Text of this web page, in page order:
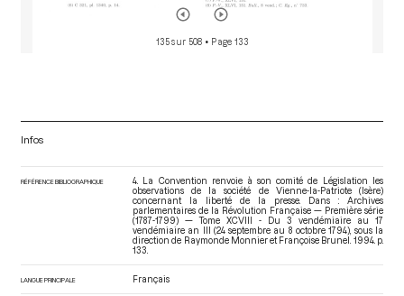
135 sur 508 • Page 133
Infos
RÉFÉRENCE BIBLIOGRAPHIQUE
4. La Convention renvoie à son comité de Législation les
observations de la société de Vienne-la-Patriote (Isère)
concernant la liberté de la presse. Dans : Archives
parlementaires de la Révolution Française — Première série
(1787-1799) — Tome XCVIII - Du 3 vendémiaire au 17
vendémiaire an III (24 septembre au 8 octobre 1794) , sous la
direction de Raymonde Monnier et Françoise Brunel. 1994. p.
133.
LANGUE PRINCIPALE Français